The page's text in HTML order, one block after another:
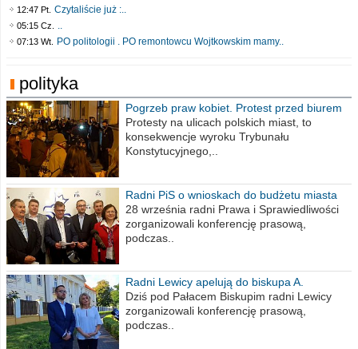
12:47 Pt. Czytaliście już :..
05:15 Cz. ..
07:13 Wt. PO politologii . PO remontowcu Wojtkowskim mamy..
polityka
Pogrzeb praw kobiet. Protest przed biurem
poselskim PiS
Protesty na ulicach polskich miast, to
konsekwencje wyroku Trybunału
Konstytucyjnego,..
Radni PiS o wnioskach do budżetu miasta
na 2021 rok
28 września radni Prawa i Sprawiedliwości
zorganizowali konferencję prasową,
podczas..
Radni Lewicy apelują do biskupa A.
Wiesława Meringa
Dziś pod Pałacem Biskupim radni Lewicy
zorganizowali konferencję prasową,
podczas..